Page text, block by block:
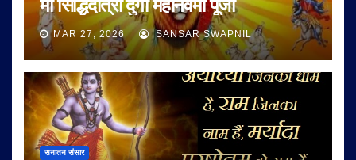
माँ सिद्धिदात्री दुर्गा महानवमी पूजा
MAR 27, 2026 SANSAR SWAPNIL
सनातन संसार